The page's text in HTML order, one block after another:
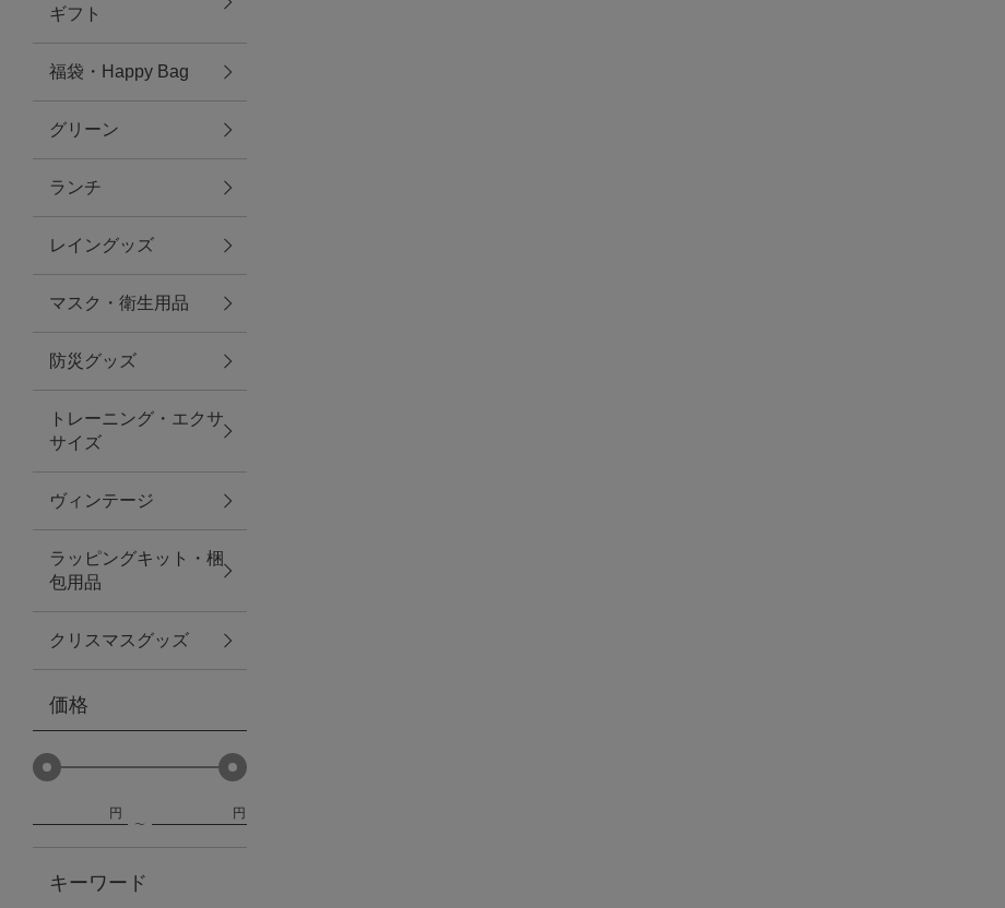
レイングッズ
アクセサリー
ファッション雑貨
ファッショングッズ
スマホケース・アクセサリー
ポーチ
ステーショナリー
その他
紅茶・フード
防災グッズ・非常食
トレーニング
ギフト
福袋・Happy Bag
グリーン
ランチ
レイングッズ
マスク・衛生用品
防災グッズ
トレーニング・エクサ
サイズ
ヴィンテージ
ラッピングキット・梱
包用品
クリスマスグッズ
価格
円 円
キーワード